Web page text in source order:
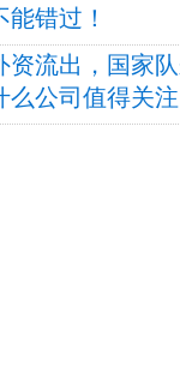
错过！
资流出，国家
公司值得关注